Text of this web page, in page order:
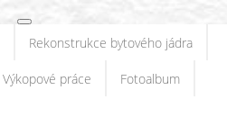
Rekonstrukce bytového jádra
Výkopové práce Fotoalbum